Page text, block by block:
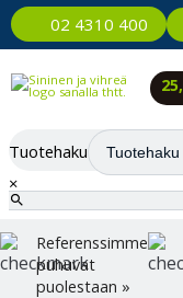
02 4310 400
Tuotehaku
×
Referenssimme
puhuvat
puolestaan »